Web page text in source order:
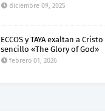
diciembre 09, 2025
ECCOS y TAYA exaltan a
sencillo «The Glory of God»
febrero 01, 2026